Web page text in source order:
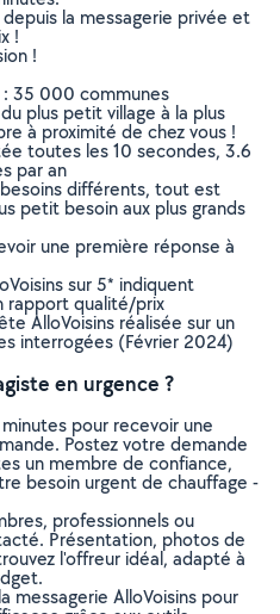
la messagerie privée et
!
!
: 35 000 communes
plus petit village à la plus
à proximité de chez vous !
toutes les 10 secondes, 3.6
par an
différents, tout est
petit besoin aux plus grands
une première réponse à
sur 5* indiquent
rapport qualité/prix
AlloVoisins réalisée sur un
interrogées (Février 2024)
en urgence ?
pour recevoir une
Postez votre demande
un membre de confiance,
besoin urgent de chauffage -
professionnels ou
Présentation, photos de
l'offreur idéal, adapté à
messagerie AlloVoisins pour